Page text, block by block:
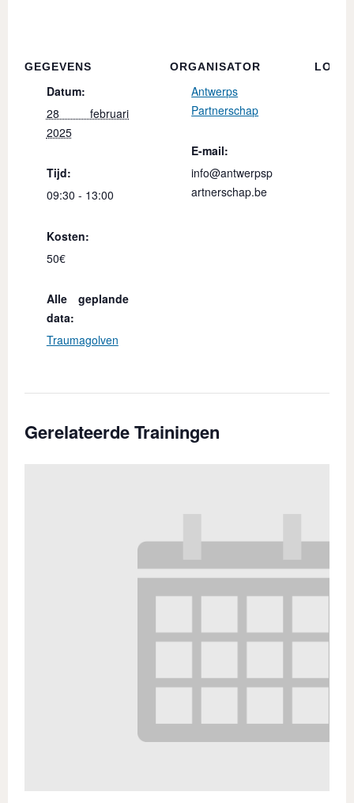
GEGEVENS
Datum:
28 februari
2025
Tijd:
09:30 - 13:00
Kosten:
50€
Alle geplande
data:
Traumagolven
ORGANISATOR
Antwerps
Partnerschap
E-mail:
info@antwerpsp
artnerschap.be
Gerelateerde Trainingen